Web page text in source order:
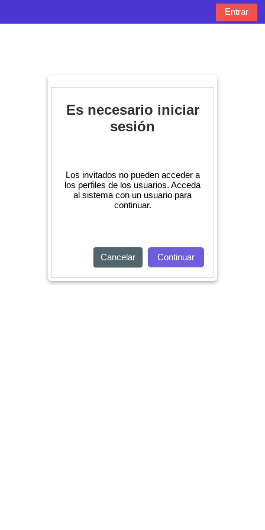
Entrar
Es necesario iniciar
sesión
Los invitados no pueden acceder a
los perfiles de los usuarios. Acceda
al sistema con un usuario para
continuar.
Cancelar Continuar